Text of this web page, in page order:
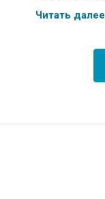
Читать далее